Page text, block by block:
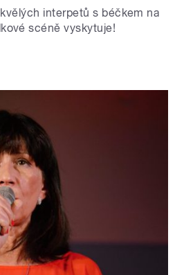
interpetů s béčkem na
scéně vyskytuje!